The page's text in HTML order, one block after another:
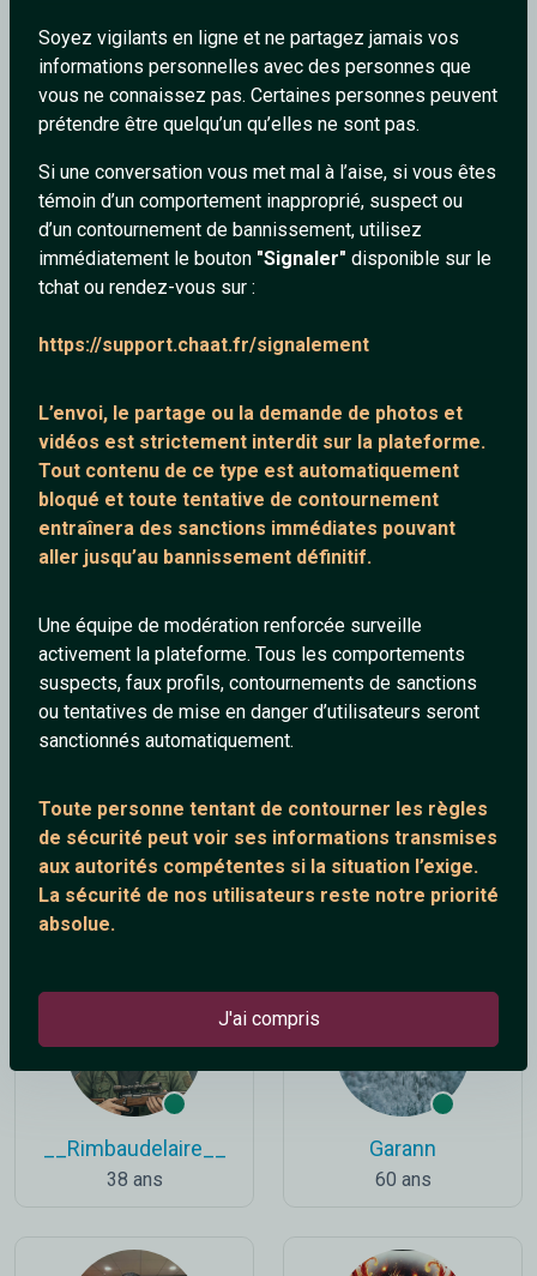
Soyez vigilants en ligne et ne partagez jamais vos
informations personnelles avec des personnes que
vous ne connaissez pas. Certaines personnes peuvent
prétendre être quelqu’un qu’elles ne sont pas.
Si une conversation vous met mal à l’aise, si vous êtes
témoin d’un comportement inapproprié, suspect ou
d’un contournement de bannissement, utilisez
immédiatement le bouton "Signaler" disponible sur le
tchat ou rendez-vous sur :
https://support.chaat.fr/signalement
L’envoi, le partage ou la demande de photos et
vidéos est strictement interdit sur la plateforme.
Tout contenu de ce type est automatiquement
bloqué et toute tentative de contournement
entraînera des sanctions immédiates pouvant
aller jusqu’au bannissement définitif.
Une équipe de modération renforcée surveille
activement la plateforme. Tous les comportements
suspects, faux profils, contournements de sanctions
ou tentatives de mise en danger d’utilisateurs seront
sanctionnés automatiquement.
Toute personne tentant de contourner les règles
de sécurité peut voir ses informations transmises
aux autorités compétentes si la situation l’exige.
La sécurité de nos utilisateurs reste notre priorité
absolue.
J'ai compris
Yrme BoYkA
67 ans
Timide59 cornelia
AudeJavel
47 ans
EtrAnge
50 ans
Rocky Eclipse
__Rimbaudelaire__
38 ans
Garann
60 ans